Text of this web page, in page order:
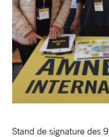
Stand de signature des